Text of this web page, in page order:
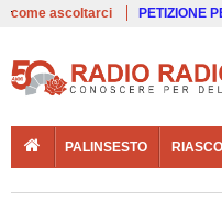
come ascoltarci PETIZIONE
PALINSESTO